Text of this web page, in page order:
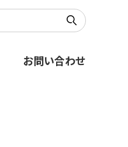
お問い合わせ